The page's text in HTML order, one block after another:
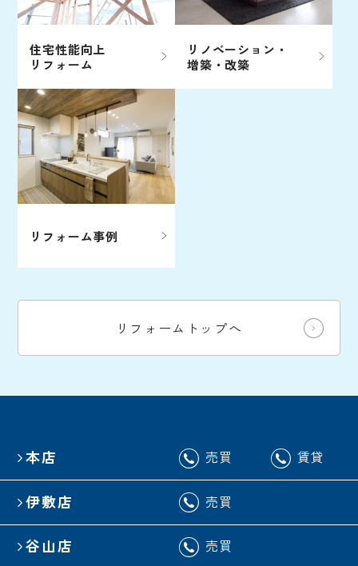
住宅性能向上
リフォーム
リノベーション・
増築・改築
リフォーム事例
リフォームトップへ
本店 売買 賃貸
伊敷店 売買
谷山店 売買